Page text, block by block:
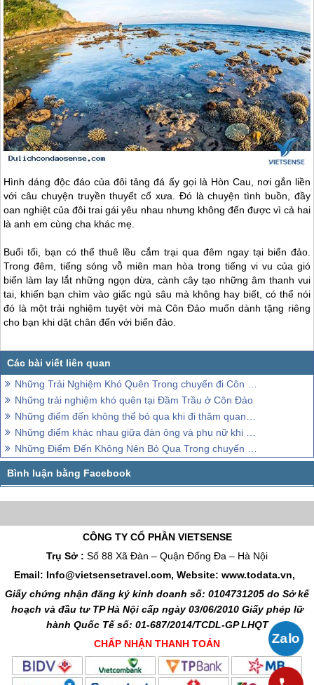
Hình dáng độc đáo của đôi tảng đá ấy gọi là Hòn Cau, nơi gắn liền
với câu chuyện truyền thuyết cổ xưa. Đó là chuyện tình buồn, đầy
oan nghiệt của đôi trai gái yêu nhau nhưng không đến được vì cả hai
là anh em cùng cha khác mẹ.
Buổi tối, bạn có thể thuê lều cắm trại qua đêm ngay tại biển đảo.
Trong đêm, tiếng sóng vỗ miên man hòa trong tiếng vi vu của gió
biển làm lay lắt những ngọn dừa, cành cây tạo những âm thanh vui
tai, khiến bạn chìm vào giấc ngủ sâu mà không hay biết, có thể nói
đó là một trải nghiệm tuyệt vời mà Côn Đảo muốn dành tặng riêng
cho bạn khi dặt chân đến với biển đảo.
Những Trải Nghiệm Khó Quên Trong chuyến đi Côn Đảo
Những trải nghiệm khó quên tại Đầm Trầu ở Côn Đảo
Những điểm đến không thể bỏ qua khi đi thăm quan Côn Đảo
Những điểm khác nhau giữa đàn ông và phụ nữ khi đi thăm quan, trải nghiệm, khám phá
Những Điểm Đến Không Nên Bỏ Qua Trong chuyến đi Côn Đảo
CÔNG TY CỔ PHẦN VIETSENSE
Trụ Sở : Số 88 Xã Đàn – Quận Đống Đa – Hà Nội
Email: Info@vietsensetravel.com, Website: www.todata.vn,
Giấy chứng nhận đăng ký kinh doanh số: 0104731205 do Sở kế
hoạch và đầu tư TP Hà Nội cấp ngày 03/06/2010 Giấy phép lữ
hành Quốc Tế số: 01-687/2014/TCDL-GP LHQT
CHẤP NHẬN THANH TOÁN